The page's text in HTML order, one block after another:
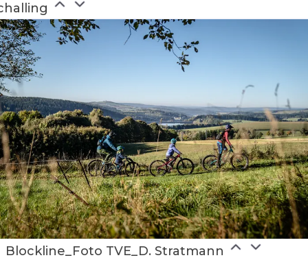
Blockline_Foto TVE_D. Stratmann